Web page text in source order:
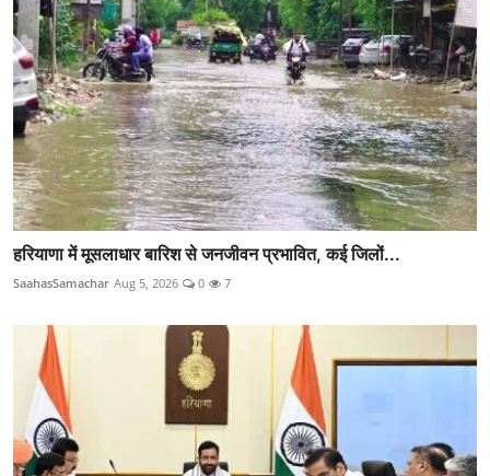
हरियाणा में मूसलाधार बारिश से जनजीवन प्रभावित, कई जिलों...
SaahasSamachar Aug 5, 2026 0 7